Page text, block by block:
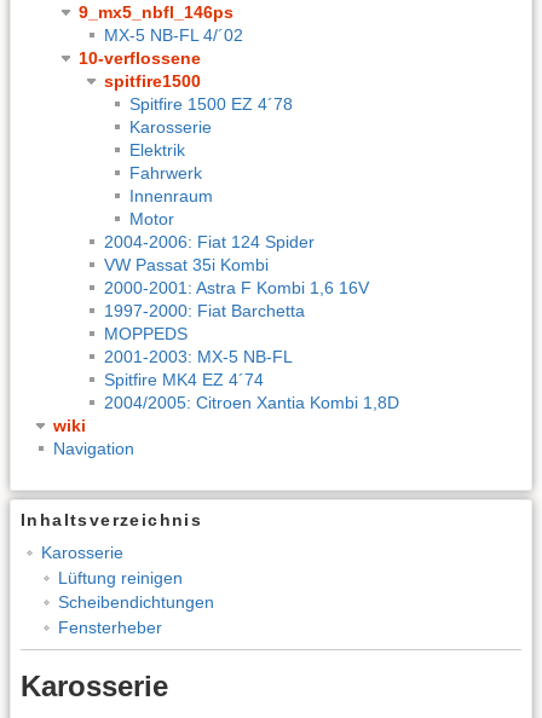
9_mx5_nbfl_146ps
MX-5 NB-FL 4/´02
10-verflossene
spitfire1500
Spitfire 1500 EZ 4´78
Karosserie
Elektrik
Fahrwerk
Innenraum
Motor
2004-2006: Fiat 124 Spider
VW Passat 35i Kombi
2000-2001: Astra F Kombi 1,6 16V
1997-2000: Fiat Barchetta
MOPPEDS
2001-2003: MX-5 NB-FL
Spitfire MK4 EZ 4´74
2004/2005: Citroen Xantia Kombi 1,8D
wiki
Navigation
Inhaltsverzeichnis
Karosserie
Lüftung reinigen
Scheibendichtungen
Fensterheber
Karosserie